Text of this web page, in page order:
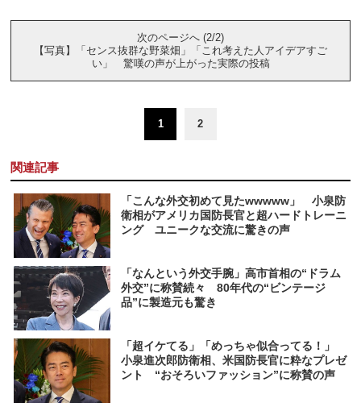
次のページへ (2/2)
【写真】「センス抜群な野菜畑」「これ考えた人アイデアすご
い」 驚嘆の声が上がった実際の投稿
1 2
関連記事
「こんな外交初めて見たwwwww」 小泉防
衛相がアメリカ国防長官と超ハードトレーニ
ング ユニークな交流に驚きの声
「なんという外交手腕」高市首相の“ドラム
外交”に称賛続々 80年代の“ビンテージ
品”に製造元も驚き
「超イケてる」「めっちゃ似合ってる！」
小泉進次郎防衛相、米国防長官に粋なプレゼ
ント “おそろいファッション”に称賛の声